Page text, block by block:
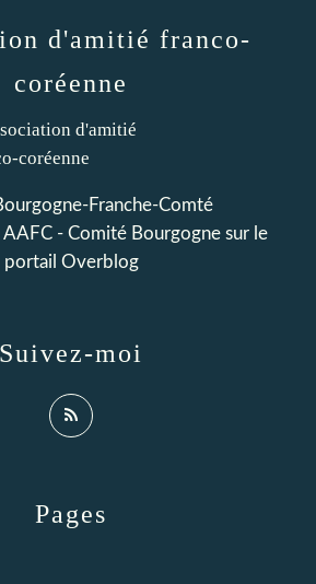
Pages
d'amitié franco-
coréenne
Franche-Comté
AAFC - Comité Bourgogne sur le
portail Overblog
Suivez-moi